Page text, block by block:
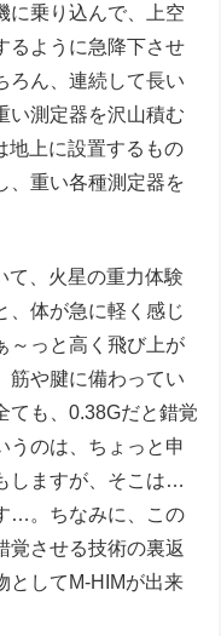
に乗り込んで、上空
るように急降下させ
ろん、連続して長い
い測定器を沢山積む
地上に設置するもの
、重い各種測定器を
て、火星の重力体験
、体が急に軽く感じ
～っと高く飛び上が
筋や腱に備わってい
ても、0.38Gだと錯覚
うのは、ちょっと申
しますが、そこは…
…。ちなみに、この
覚させる技術の裏返
としてM-HIMが出来